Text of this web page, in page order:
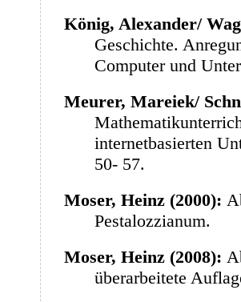
König, Alexander/
Geschichte.
Computer und
Meurer, Mareiek/
internetbasierten
50- 57.
Moser, Heinz (2000):
Pestalozzianum.
Moser, Heinz (2008):
überarbeitete